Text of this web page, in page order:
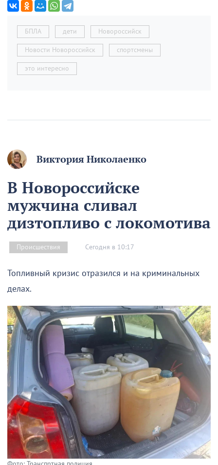
БПЛА дети Новороссийск
Новости Новороссийск спортсмены
это интересно
Виктория Николаенко
В Новороссийске
мужчина сливал
дизтопливо с локомотива
Происшествия Сегодня в 10:17
Топливный кризис отразился и на криминальных
делах.